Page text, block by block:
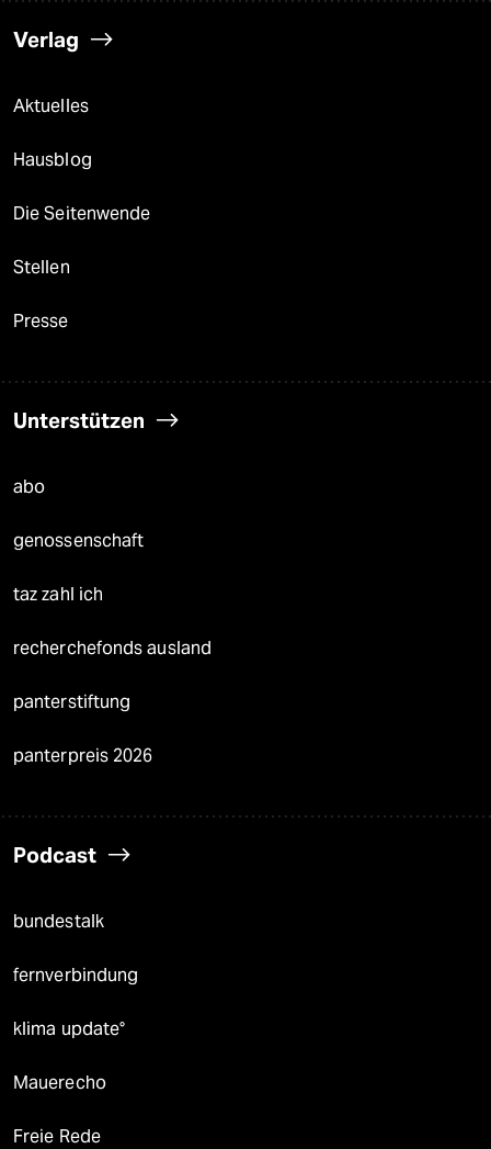
Verlag
Aktuelles
Hausblog
Die Seitenwende
Stellen
Presse
Unterstützen
abo
genossenschaft
taz zahl ich
recherchefonds ausland
panterstiftung
panterpreis 2026
Podcast
bundestalk
fernverbindung
klima update°
Mauerecho
Freie Rede